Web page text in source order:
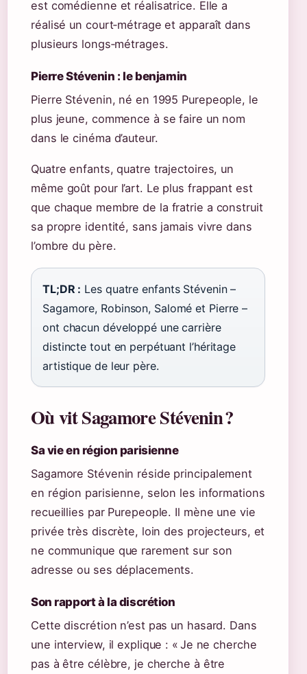
est comédienne et réalisatrice. Elle a
réalisé un court‑métrage et apparaît dans
plusieurs longs‑métrages.
Pierre Stévenin : le benjamin
Pierre Stévenin, né en 1995 Purepeople, le
plus jeune, commence à se faire un nom
dans le cinéma d’auteur.
Quatre enfants, quatre trajectoires, un
même goût pour l’art. Le plus frappant est
que chaque membre de la fratrie a construit
sa propre identité, sans jamais vivre dans
l’ombre du père.
TL;DR : Les quatre enfants Stévenin –
Sagamore, Robinson, Salomé et Pierre –
ont chacun développé une carrière
distincte tout en perpétuant l’héritage
artistique de leur père.
Où vit Sagamore Stévenin ?
Sa vie en région parisienne
Sagamore Stévenin réside principalement
en région parisienne, selon les informations
recueillies par Purepeople. Il mène une vie
privée très discrète, loin des projecteurs, et
ne communique que rarement sur son
adresse ou ses déplacements.
Son rapport à la discrétion
Cette discrétion n’est pas un hasard. Dans
une interview, il explique : « Je ne cherche
pas à être célèbre, je cherche à être